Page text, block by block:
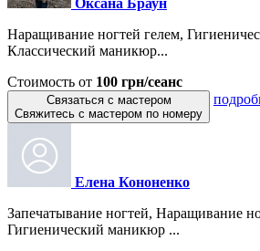
Наращивание ногтей гелем,
Классический маникюр...
Стоимость от 100 грн/сеанс
Связаться с мастером
Свяжитесь с мастером по номеру
Елена Кононенко
Запечатывание ногтей, Наращивание
Гигиенический маникюр ...